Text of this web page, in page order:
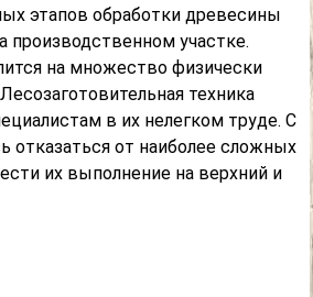
этапов обработки древесины
производственном участке.
на множество физически
техника
в их нелегком труде. С
отказаться от наиболее сложных
их выполнение на верхний и